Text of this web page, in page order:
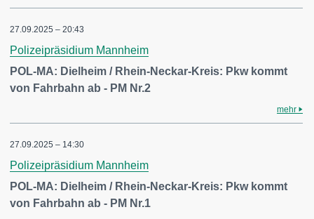
27.09.2025 – 20:43
Polizeipräsidium Mannheim
POL-MA: Dielheim / Rhein-Neckar-Kreis: Pkw kommt
von Fahrbahn ab - PM Nr.2
mehr
27.09.2025 – 14:30
Polizeipräsidium Mannheim
POL-MA: Dielheim / Rhein-Neckar-Kreis: Pkw kommt
von Fahrbahn ab - PM Nr.1